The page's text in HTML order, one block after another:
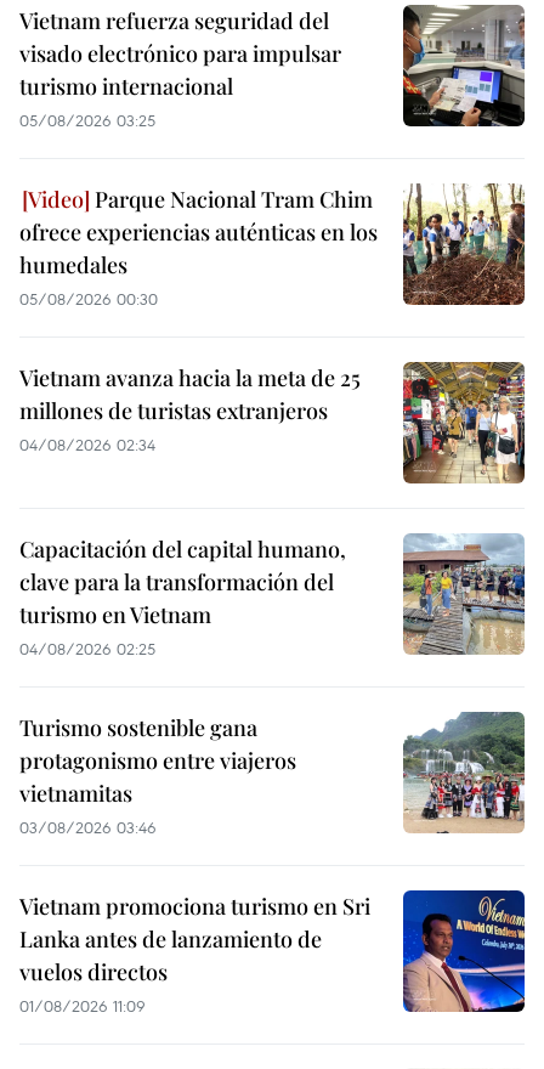
Vietnam refuerza seguridad del
visado electrónico para impulsar
turismo internacional
05/08/2026 03:25
Parque Nacional Tram Chim
ofrece experiencias auténticas en los
humedales
05/08/2026 00:30
Vietnam avanza hacia la meta de 25
millones de turistas extranjeros
04/08/2026 02:34
Capacitación del capital humano,
clave para la transformación del
turismo en Vietnam
04/08/2026 02:25
Turismo sostenible gana
protagonismo entre viajeros
vietnamitas
03/08/2026 03:46
Vietnam promociona turismo en Sri
Lanka antes de lanzamiento de
vuelos directos
01/08/2026 11:09